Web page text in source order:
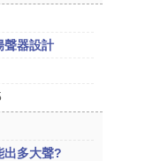
聲器設計
出多大聲?